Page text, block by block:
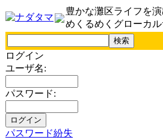
豊かな灘区ライフを
めくるめくグローカル
ログイン
ユーザ名:
パスワード:
パスワード紛失